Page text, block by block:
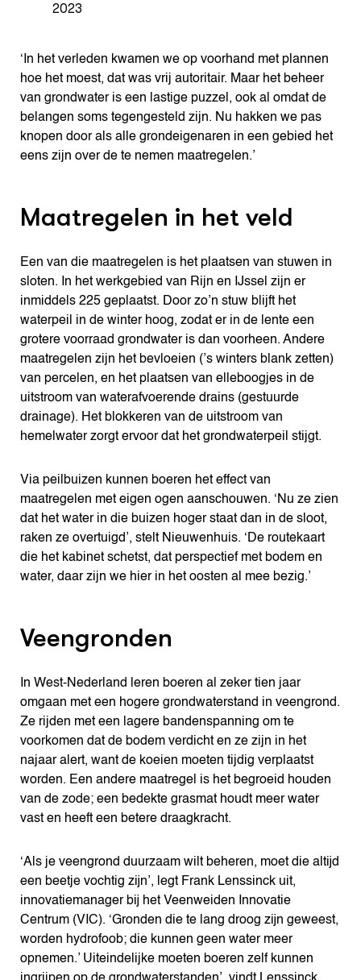
2023
‘In het verleden kwamen we op voorhand met plannen
hoe het moest, dat was vrij autoritair. Maar het beheer
van grondwater is een lastige puzzel, ook al omdat de
belangen soms tegengesteld zijn. Nu hakken we pas
knopen door als alle grondeigenaren in een gebied het
eens zijn over de te nemen maatregelen.’
Maatregelen in het veld
Een van die maatregelen is het plaatsen van stuwen in
sloten. In het werkgebied van Rijn en IJssel zijn er
inmiddels 225 geplaatst. Door zo’n stuw blijft het
waterpeil in de winter hoog, zodat er in de lente een
grotere voorraad grondwater is dan voorheen. Andere
maatregelen zijn het bevloeien (’s winters blank zetten)
van percelen, en het plaatsen van elleboogjes in de
uitstroom van waterafvoerende drains (gestuurde
drainage). Het blokkeren van de uitstroom van
hemelwater zorgt ervoor dat het grondwaterpeil stijgt.
Via peilbuizen kunnen boeren het effect van
maatregelen met eigen ogen aanschouwen. ‘Nu ze zien
dat het water in die buizen hoger staat dan in de sloot,
raken ze overtuigd’, stelt Nieuwenhuis. ‘De routekaart
die het kabinet schetst, dat perspectief met bodem en
water, daar zijn we hier in het oosten al mee bezig.’
Veengronden
In West-Nederland leren boeren al zeker tien jaar
omgaan met een hogere grondwaterstand in veengrond.
Ze rijden met een lagere bandenspanning om te
voorkomen dat de bodem verdicht en ze zijn in het
najaar alert, want de koeien moeten tijdig verplaatst
worden. Een andere maatregel is het begroeid houden
van de zode; een bedekte grasmat houdt meer water
vast en heeft een betere draagkracht.
‘Als je veengrond duurzaam wilt beheren, moet die altĳd
een beetje vochtig zĳn’, legt Frank Lenssinck uit,
innovatiemanager bĳ het Veenweiden Innovatie
Centrum (VIC). ‘Gronden die te lang droog zĳn geweest,
worden hydrofoob; die kunnen geen water meer
opnemen.’ Uiteindelijke moeten boeren zelf kunnen